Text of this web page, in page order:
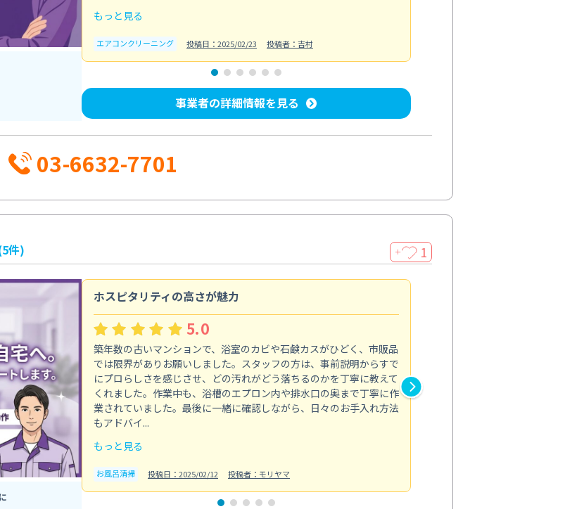
もっと見る
エアコンクリーニング 投稿日：2025/02/23 投稿者：吉村
事業者の詳細情報を見る
03-6632-7701
件) ＋ 1
ホスピタリティの高さが魅力
5.0
築年数の古いマンションで、浴室のカビや石鹸カスがひどく、市販品
では限界がありお願いしました。スタッフの方は、事前説明からすで
にプロらしさを感じさせ、どの汚れがどう落ちるのかを丁寧に教えて
くれました。作業中も、浴槽のエプロン内や排水口の奥まで丁寧に作
業されていました。最後に一緒に確認しながら、日々のお手入れ方法
もアドバイ...
もっと見る
お風呂清掃 投稿日：2025/02/12 投稿者：モリヤマ